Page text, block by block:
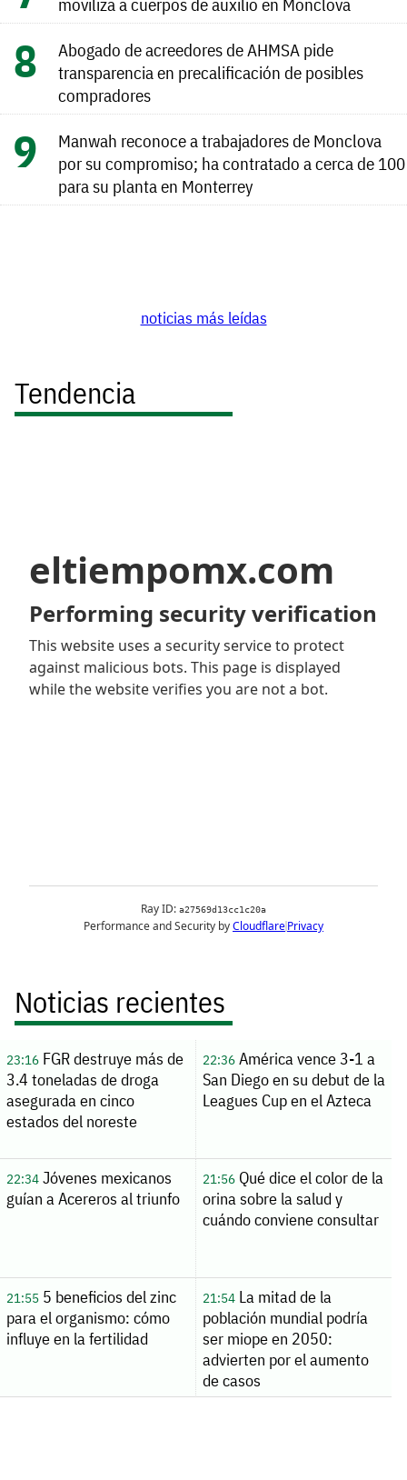
Abogado de acreedores de AHMSA pide
transparencia en precalificación de posibles
compradores
Manwah reconoce a trabajadores de Monclova
por su compromiso; ha contratado a cerca de 100
para su planta en Monterrey
noticias más leídas
Tendencia
Noticias recientes
23:16FGR destruye más de
3.4 toneladas de droga
asegurada en cinco
estados del noreste
22:36América vence 3-1 a
San Diego en su debut de la
Leagues Cup en el Azteca
22:34Jóvenes mexicanos
guían a Acereros al triunfo
21:56Qué dice el color de la
orina sobre la salud y
cuándo conviene consultar
21:555 beneficios del zinc
para el organismo: cómo
influye en la fertilidad
21:54La mitad de la
población mundial podría
ser miope en 2050:
advierten por el aumento
de casos